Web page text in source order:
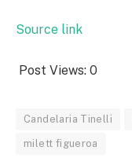
Source link
Post Views: 0
Candelaria Tinelli
milett figueroa